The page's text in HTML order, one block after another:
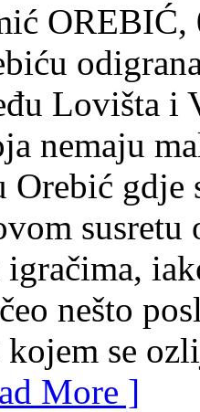
Lovišta i
nemaju
gdje
susretu
nešto
kojem se
More ]